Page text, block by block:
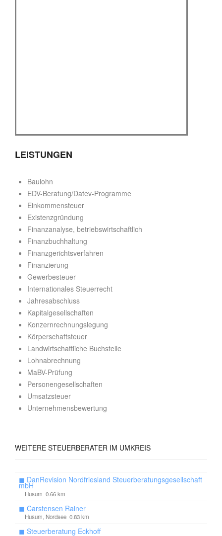
LEISTUNGEN
Baulohn
EDV-Beratung/Datev-Programme
Einkommensteuer
Existenzgründung
Finanzanalyse, betriebswirtschaftlich
Finanzbuchhaltung
Finanzgerichtsverfahren
Finanzierung
Gewerbesteuer
Internationales Steuerrecht
Jahresabschluss
Kapitalgesellschaften
Konzernrechnungslegung
Körperschaftsteuer
Landwirtschaftliche Buchstelle
Lohnabrechnung
MaBV-Prüfung
Personengesellschaften
Umsatzsteuer
Unternehmensbewertung
WEITERE STEUERBERATER IM UMKREIS
◼ DanRevision Nordfriesland Steuerberatungsgesellschaft
mbH
Husum 0.66 km
◼ Carstensen Rainer
Husum, Nordsee 0.83 km
◼ Steuerberatung Eckhoff